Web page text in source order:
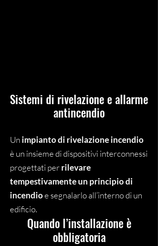
Sistemi di rivelazione e allarme
antincendio
Un impianto di rivelazione incendio
è un insieme di dispositivi interconnessi
progettati perrilevare
tempestivamente un principio di
incendioe segnalarlo all’interno di un
edificio.
Quando l’installazione è
obbligatoria